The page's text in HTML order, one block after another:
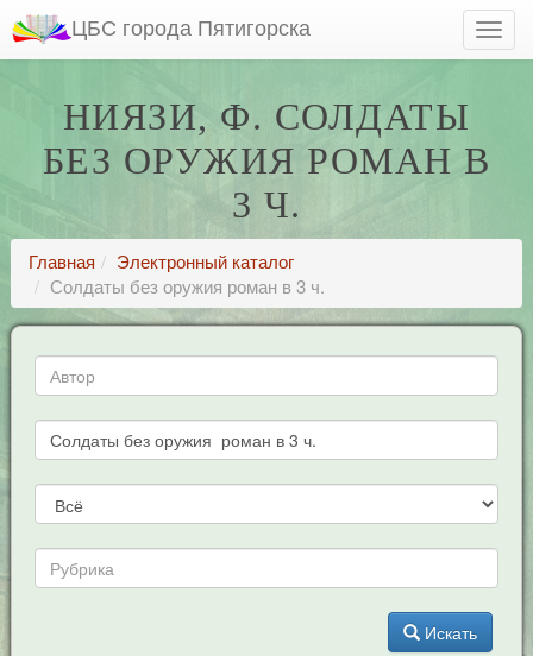
ЦБС города Пятигорска
НИЯЗИ, Ф. СОЛДАТЫ
БЕЗ ОРУЖИЯ РОМАН В
3 Ч.
Главная
Электронный каталог
Солдаты без оружия роман в 3 ч.
Искать